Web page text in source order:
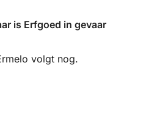
is Erfgoed in gevaar
volgt nog.